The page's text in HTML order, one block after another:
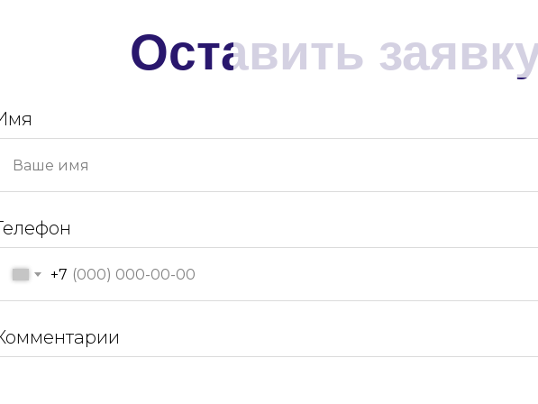
Оставить
+7